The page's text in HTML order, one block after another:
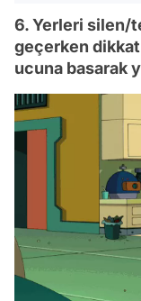
6. Yerleri silen/
geçerken
ucuna basarak